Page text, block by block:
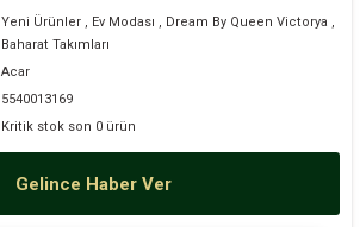
Yeni Ürünler , Ev Modası , Dream By Queen Victorya ,
Baharat Takımları
Acar
5540013169
Kritik stok son 0 ürün
Gelince Haber Ver